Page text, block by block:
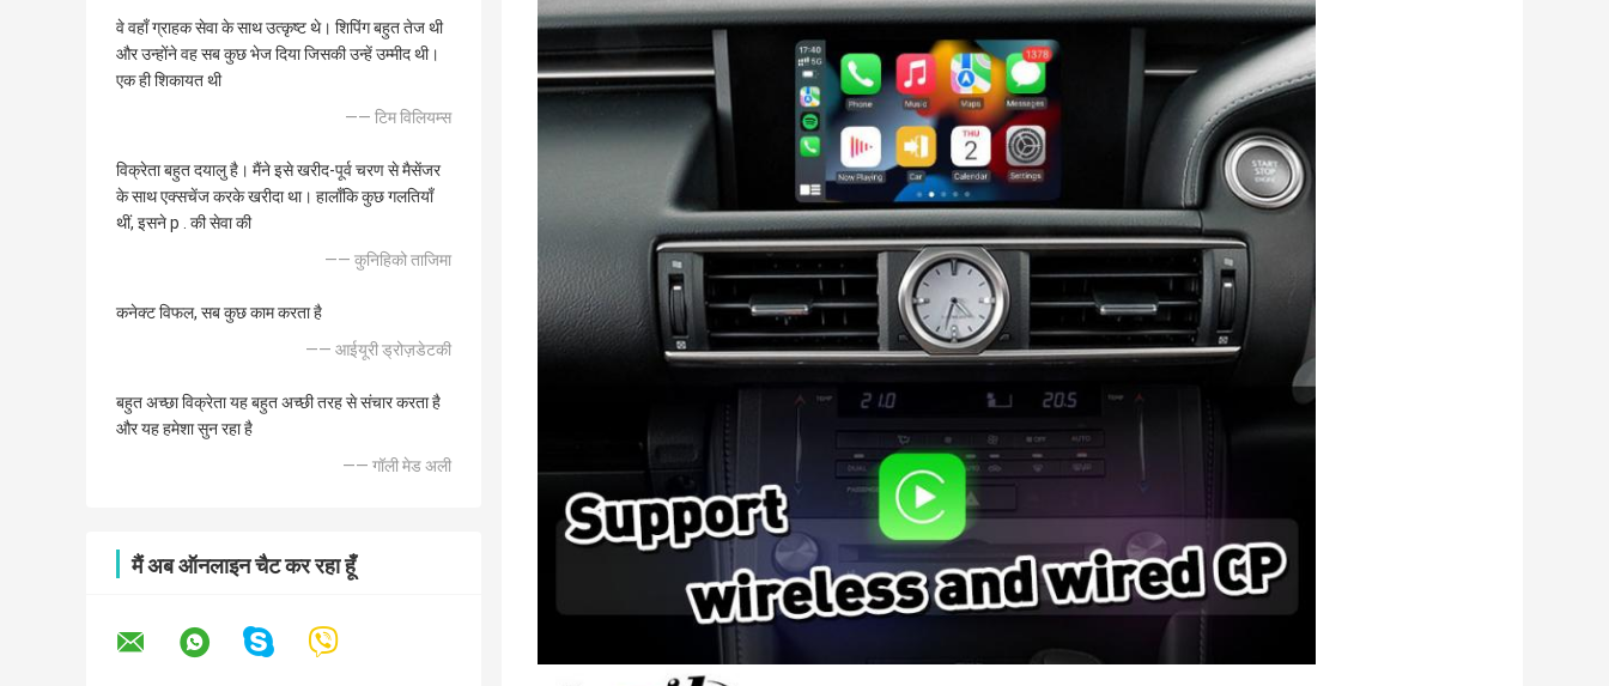
वे वहाँ ग्राहक सेवा के साथ उत्कृष्ट थे। शिपिंग बहुत तेज थी
और उन्होंने वह सब कुछ भेज दिया जिसकी उन्हें उम्मीद थी।
एक ही शिकायत थी
—— टिम विलियम्स
विक्रेता बहुत दयालु है। मैंने इसे खरीद-पूर्व चरण से मैसेंजर
के साथ एक्सचेंज करके खरीदा था। हालाँकि कुछ गलतियाँ
थीं, इसने p . की सेवा की
—— कुनिहिको ताजिमा
कनेक्ट विफल, सब कुछ काम करता है
—— आईयूरी ड्रोज़डेटकी
बहुत अच्छा विक्रेता यह बहुत अच्छी तरह से संचार करता है
और यह हमेशा सुन रहा है
—— गॉली मेड अली
मैं अब ऑनलाइन चैट कर रहा हूँ